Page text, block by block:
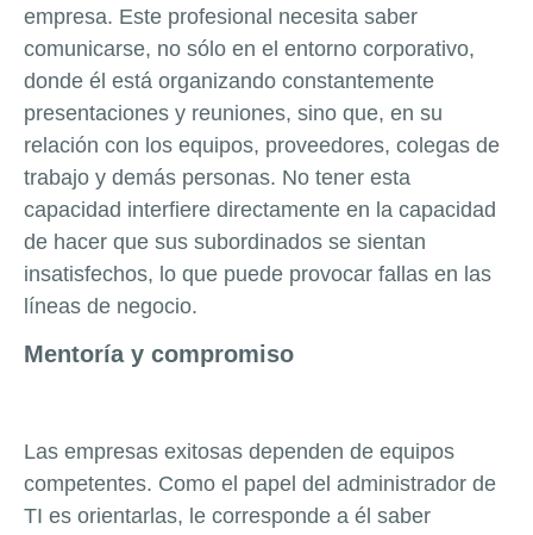
empresa. Este profesional necesita saber
comunicarse, no sólo en el entorno corporativo,
donde él está organizando constantemente
presentaciones y reuniones, sino que, en su
relación con los equipos, proveedores, colegas de
trabajo y demás personas. No tener esta
capacidad interfiere directamente en la capacidad
de hacer que sus subordinados se sientan
insatisfechos, lo que puede provocar fallas en las
líneas de negocio.
Mentoría y compromiso
Las empresas exitosas dependen de equipos
competentes. Como el papel del administrador de
TI es orientarlas, le corresponde a él saber